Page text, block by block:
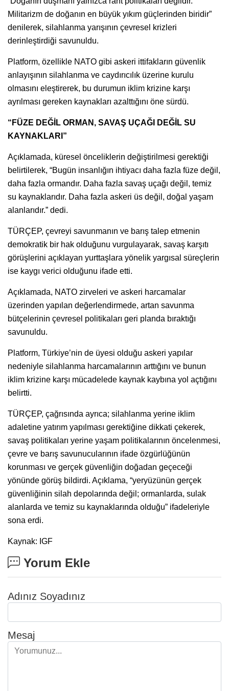
Militarizm de doğanın en büyük yıkım güçlerinden biridir”
denilerek, silahlanma yarışının çevresel krizleri
derinleştirdiği savunuldu.
Platform, özellikle NATO gibi askeri ittifakların güvenlik
anlayışının silahlanma ve caydırıcılık üzerine kurulu
olmasını eleştirerek, bu durumun iklim krizine karşı
ayrılması gereken kaynakları azalttığını öne sürdü.
“FÜZE DEĞİL ORMAN, SAVAŞ UÇAĞI DEĞİL SU
KAYNAKLARI”
Açıklamada, küresel önceliklerin değiştirilmesi gerektiği
belirtilerek, “Bugün insanlığın ihtiyacı daha fazla füze değil,
daha fazla ormandır. Daha fazla savaş uçağı değil, temiz
su kaynaklarıdır. Daha fazla askeri üs değil, doğal yaşam
alanlarıdır.” dedi.
TÜRÇEP, çevreyi savunmanın ve barış talep etmenin
demokratik bir hak olduğunu vurgulayarak, savaş karşıtı
görüşlerini açıklayan yurttaşlara yönelik yargısal süreçlerin
ise kaygı verici olduğunu ifade etti.
Açıklamada, NATO zirveleri ve askeri harcamalar
üzerinden yapılan değerlendirmede, artan savunma
bütçelerinin çevresel politikaları geri planda bıraktığı
savunuldu.
Platform, Türkiye’nin de üyesi olduğu askeri yapılar
nedeniyle silahlanma harcamalarının arttığını ve bunun
iklim krizine karşı mücadelede kaynak kaybına yol açtığını
belirtti.
TÜRÇEP, çağrısında ayrıca; silahlanma yerine iklim
adaletine yatırım yapılması gerektiğine dikkati çekerek,
savaş politikaları yerine yaşam politikalarının öncelenmesi,
çevre ve barış savunucularının ifade özgürlüğünün
korunması ve gerçek güvenliğin doğadan geçeceği
yönünde görüş bildirdi. Açıklama, “yeryüzünün gerçek
güvenliğinin silah depolarında değil; ormanlarda, sulak
alanlarda ve temiz su kaynaklarında olduğu” ifadeleriyle
sona erdi.
Kaynak: IGF
Yorum Ekle
Adınız Soyadınız
Mesaj